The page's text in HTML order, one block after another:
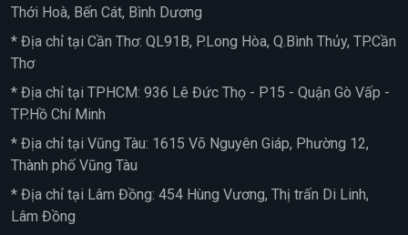
Thới Hoà, Bến Cát, Bình Dương
* Địa chỉ tại Cần Thơ: QL91B, P.Long Hòa, Q.Bình Thủy, TP.Cần
Thơ
* Địa chỉ tại TPHCM: 936 Lê Đức Thọ - P15 - Quận Gò Vấp -
TP.Hồ Chí Minh
* Địa chỉ tại Vũng Tàu: 1615 Võ Nguyên Giáp, Phường 12,
Thành phố Vũng Tàu
* Địa chỉ tại Lâm Đồng: 454 Hùng Vương, Thị trấn Di Linh,
Lâm Đồng